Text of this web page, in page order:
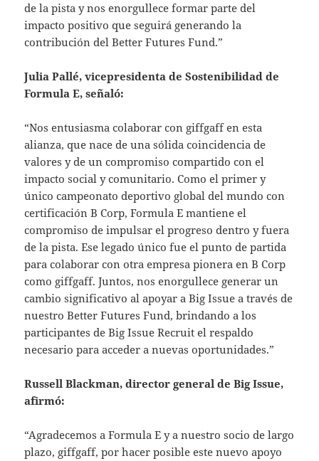
de la pista y nos enorgullece formar parte del
impacto positivo que seguirá generando la
contribución del Better Futures Fund.”
Julia Pallé, vicepresidenta de Sostenibilidad de
Formula E, señaló:
“Nos entusiasma colaborar con giffgaff en esta
alianza, que nace de una sólida coincidencia de
valores y de un compromiso compartido con el
impacto social y comunitario. Como el primer y
único campeonato deportivo global del mundo con
certificación B Corp, Formula E mantiene el
compromiso de impulsar el progreso dentro y fuera
de la pista. Ese legado único fue el punto de partida
para colaborar con otra empresa pionera en B Corp
como giffgaff. Juntos, nos enorgullece generar un
cambio significativo al apoyar a Big Issue a través de
nuestro Better Futures Fund, brindando a los
participantes de Big Issue Recruit el respaldo
necesario para acceder a nuevas oportunidades.”
Russell Blackman, director general de Big Issue,
afirmó:
“Agradecemos a Formula E y a nuestro socio de largo
plazo, giffgaff, por hacer posible este nuevo apoyo